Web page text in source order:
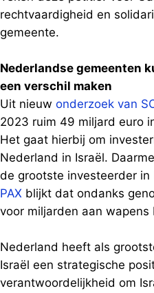
rechtvaardigheid en
gemeente.
Nederlandse gemeenten
een verschil maken
Uit nieuw onderzoek van
2023 ruim 49 miljard euro
Het gaat hierbij om
Nederland in Israël.
de grootste investeerder in
PAX blijkt dat ondanks
voor miljarden aan
Nederland heeft als
Israël een strategische
verantwoordelijkheid om